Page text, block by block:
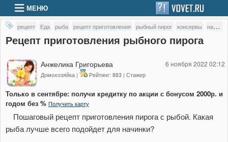
МЕНЮ
рецепт Еда рыба рецепт приготовления рыбный пирог консервы начинка
Рецепт приготовления рыбного пирога
6 ноября 2022 02:12
Анжелика Григорьева
Домохозяйка | Рейтинг: 883 | Стажер
Только в сентябре: получи кредитку по акции с бонусом 2000р. и
годом без % Получить карту
Пошаговый рецепт приготовления пирога с рыбой. Какая
рыба лучше всего подойдет для начинки?